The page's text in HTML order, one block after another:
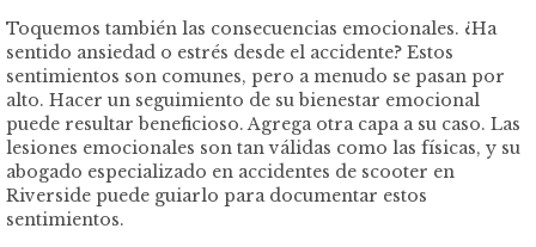
Toquemos también las consecuencias emocionales. ¿Ha
sentido ansiedad o estrés desde el accidente? Estos
sentimientos son comunes, pero a menudo se pasan por
alto. Hacer un seguimiento de su bienestar emocional
puede resultar beneficioso. Agrega otra capa a su caso. Las
lesiones emocionales son tan válidas como las físicas, y su
abogado especializado en accidentes de scooter en
Riverside puede guiarlo para documentar estos
sentimientos.